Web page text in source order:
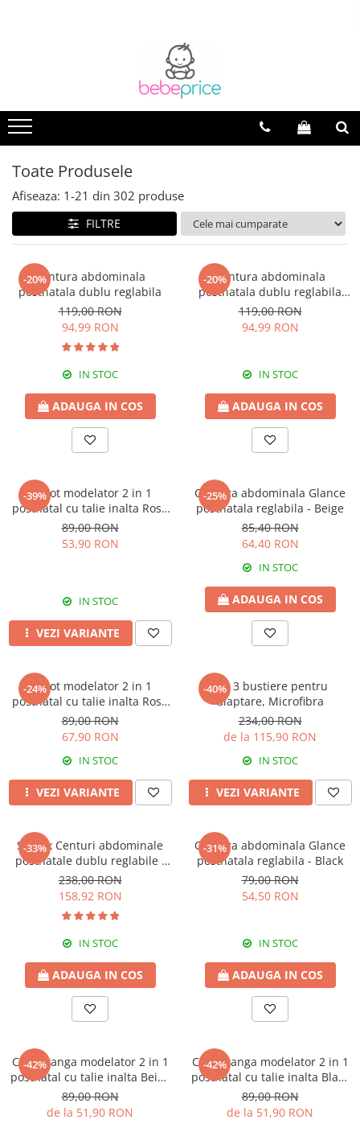
Toate Produsele
Afiseaza: 1-21 din 302 produse
FILTRE
-20%Centura abdominala
postnatala dublu reglabila
119,00 RON
94,99 RON
IN STOC
ADAUGA IN COS
-20%Centura abdominala
postnatala dublu reglabila
black
119,00 RON
94,99 RON
IN STOC
ADAUGA IN COS
-39%
Chilot modelator 2 in 1
postnatal cu talie inalta Rose
Girl
89,00 RON
53,90 RON
IN STOC
VEZI VARIANTE
-25%
Centura abdominala Glance
postnatala reglabila - Beige
85,40 RON
64,40 RON
IN STOC
ADAUGA IN COS
-24%
Chilot modelator 2 in 1
postnatal cu talie inalta Rose
Girl Black
89,00 RON
67,90 RON
IN STOC
VEZI VARIANTE
-40%
Set 3 bustiere pentru
alaptare, Microfibra
234,00 RON
de la 115,90 RON
IN STOC
VEZI VARIANTE
-33%
Set 2 x Centuri abdominale
postnatale dublu reglabile -
Beige-Black
238,00 RON
158,92 RON
IN STOC
ADAUGA IN COS
-31%
Centura abdominala Glance
postnatala reglabila - Black
79,00 RON
54,50 RON
IN STOC
ADAUGA IN COS
-42%
Chilot tanga modelator 2 in 1
postnatal cu talie inalta Beige
Rose Girl
89,00 RON
de la 51,90 RON
-42%
Chilot tanga modelator 2 in 1
postnatal cu talie inalta Black
Rose Girl
89,00 RON
de la 51,90 RON